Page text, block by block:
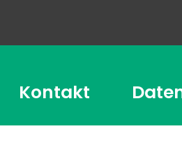
Kontakt